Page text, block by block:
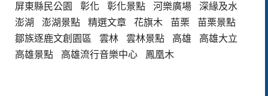
屏東縣民公園
彰化 彰化景點 河樂廣場
深緣及水
澎湖
澎湖景點 精選文章 花旗木 苗栗
苗栗景點
鄒族逐鹿文創園區
雲林 雲林景點 高雄
高雄大立
高雄景點
高雄流行音樂中心 鳳凰木